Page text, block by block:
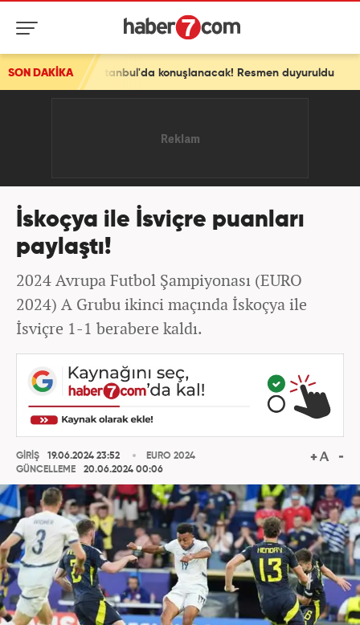
SON DAKİKA
İstanbul'da konuşlanacak! Resmen duyuruldu
İskoçya ile İsviçre puanları
paylaştı!
2024 Avrupa Futbol Şampiyonası (EURO
2024) A Grubu ikinci maçında İskoçya ile
İsviçre 1-1 berabere kaldı.
GİRİŞ
19.06.2024 23:52
GÜNCELLEME
20.06.2024 00:06
EURO 2024